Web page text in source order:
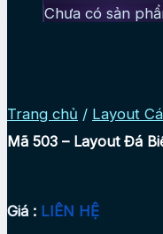
Chưa có sản
Trang chủ / Layout
Mã 503 – Layout Đá
Giá : LIÊN HỆ